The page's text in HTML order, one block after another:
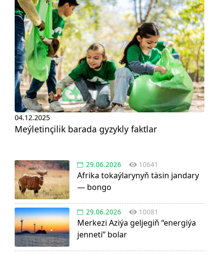
04.12.2025
Meýletinçilik barada gyzykly faktlar
29.06.2026 10641
Afrika tokaýlarynyň täsin jandary
— bongo
29.06.2026 10081
Merkezi Aziýa geljegiň “energiýa
jenneti” bolar